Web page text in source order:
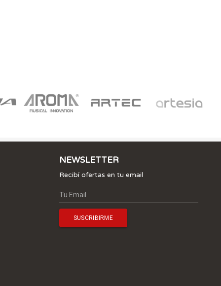
NEWSLETTER
Recibí ofertas en tu email